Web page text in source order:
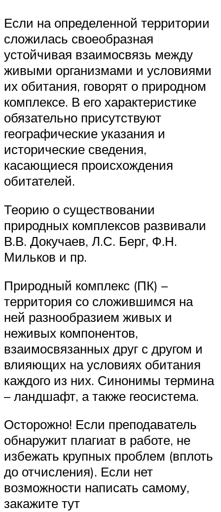
Если на определенной территории
сложилась своеобразная
устойчивая взаимосвязь между
живыми организмами и условиями
их обитания, говорят о природном
комплексе. В его характеристике
обязательно присутствуют
географические указания и
исторические сведения,
касающиеся происхождения
обитателей.
Теорию о существовании
природных комплексов развивали
В.В. Докучаев, Л.С. Берг, Ф.Н.
Мильков и пр.
Природный комплекс (ПК) –
территория со сложившимся на
ней разнообразием живых и
неживых компонентов,
взаимосвязанных друг с другом и
влияющих на условиях обитания
каждого из них. Синонимы термина
– ландшафт, а также геосистема.
Осторожно! Если преподаватель
обнаружит плагиат в работе, не
избежать крупных проблем (вплоть
до отчисления). Если нет
возможности написать самому,
закажите тут